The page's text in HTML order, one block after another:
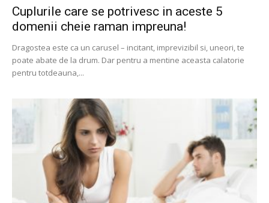
Cuplurile care se potrivesc in aceste 5
domenii cheie raman impreuna!
Dragostea este ca un carusel – incitant, imprevizibil si, uneori, te
poate abate de la drum. Dar pentru a mentine aceasta calatorie
pentru totdeauna,...